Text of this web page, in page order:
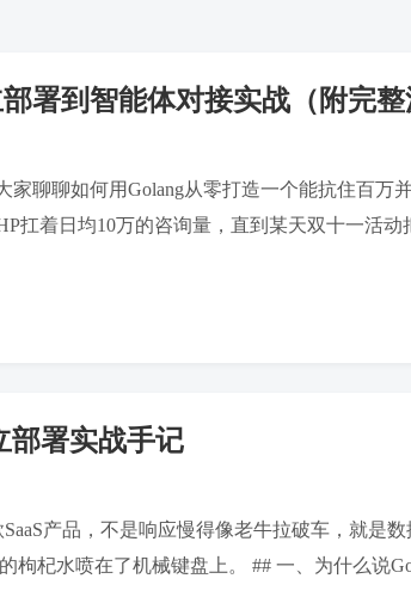
署到智能体对接实战（附完整
家聊聊如何用Golang从零打造一个能抗住百
扛着日均10万的咨询量，直到某天双十一活
部署实战手记
产品，不是响应慢得像老牛拉破车，就是
杞水喷在了机械键盘上。 ## 一、为什么说